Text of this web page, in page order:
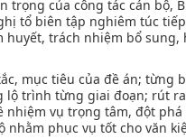
trọng của công tác cán bộ,
tổ biên tập nghiêm túc
huyết, trách nhiệm bổ sung,
mục tiêu của đề án; từng
lộ trình từng giai đoạn; rút
nhiệm vụ trọng tâm, đột phá
nhằm phục vụ tốt cho văn